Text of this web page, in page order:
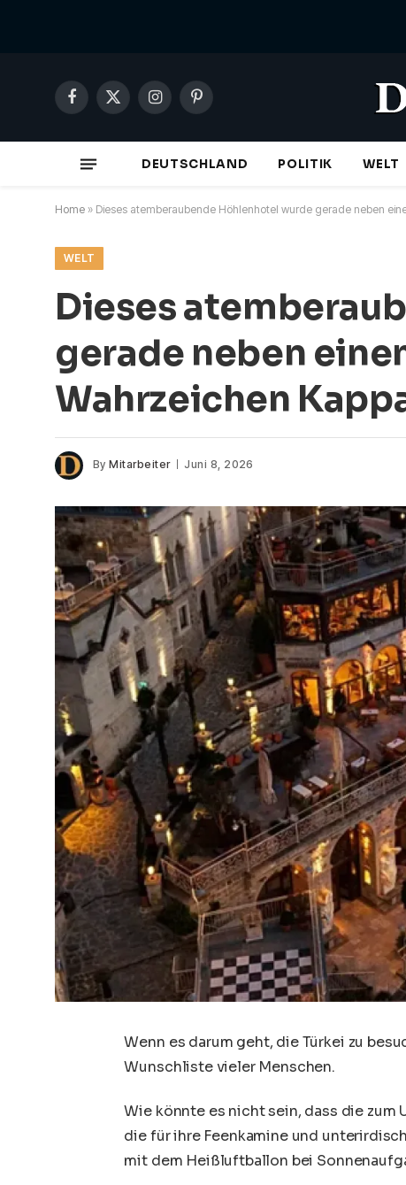
Facebook
X
InstagramPinterest
DEUTSCHLAND POLITIK WELT
Home » Dieses atemberaubende Höhlenhotel wurde gerade neben
WELT
Dieses
gerade neben
Wahrzeichen
By Mitarbeiter Juni 8, 2026
Wenn es darum geht, die Türkei zu
Wunschliste vieler Menschen.
Wie könnte es nicht sein, dass die
die für ihre Feenkamine und
mit dem Heißluftballon bei